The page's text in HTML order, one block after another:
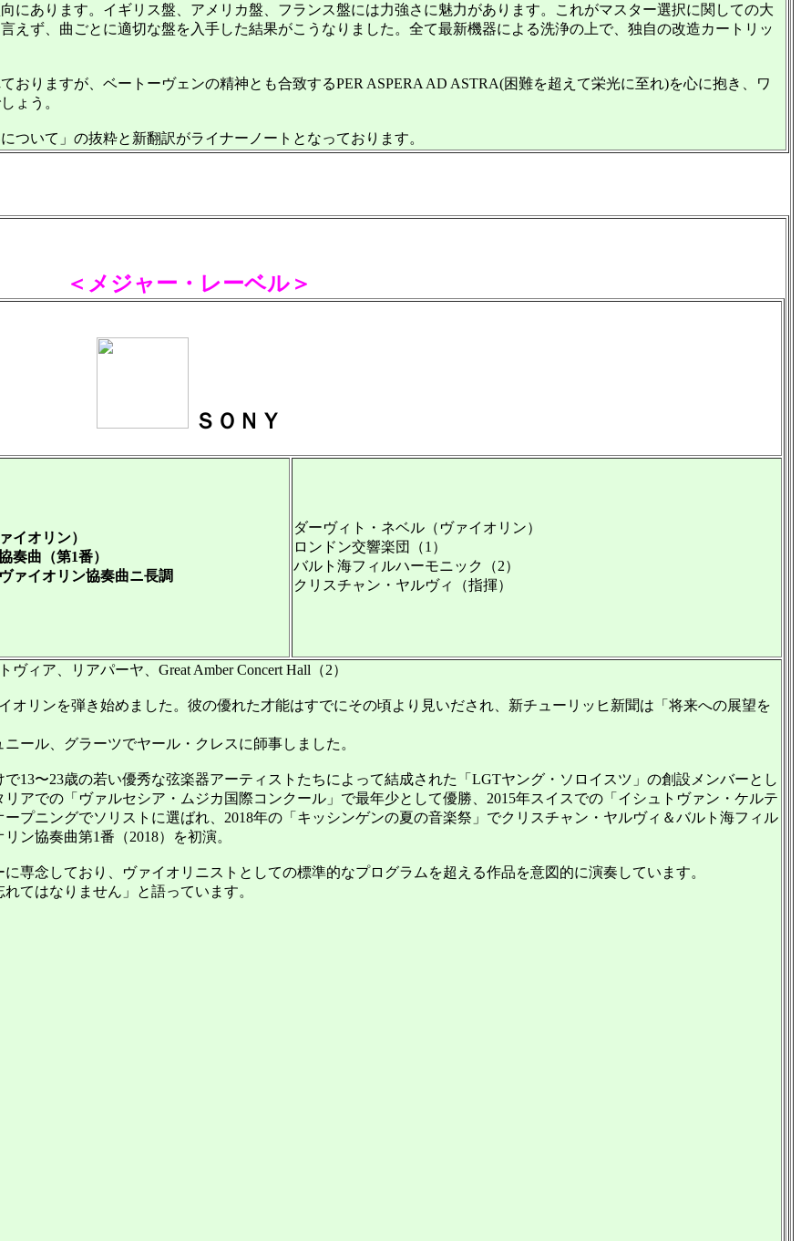
あります。イギリス盤、アメリカ盤、フランス盤には力強さに魅力があります。これがマスター選択に関しての大
えず、曲ごとに適切な盤を入手した結果がこうなりました。全て最新機器による洗浄の上で、独自の改造カートリッ
りますが、ベートーヴェンの精神とも合致するPER ASPERA AD ASTRA(困難を超えて栄光に至れ)を心に抱き、ワ
ょう。
いて」の抜粋と新翻訳がライナーノートとなっております。
＜メジャー・レーベル＞
ＳＯＮＹ
イオリン）
奏曲（第1番）
ァイオリン協奏曲ニ長調
ダーヴィト・ネベル（ヴァイオリン）
ロンドン交響楽団（1）
バルト海フィルハーモニック（2）
クリスチャン・ヤルヴィ（指揮）
ィア、リアパーヤ、Great Amber Concert Hall（2）
リンを弾き始めました。彼の優れた才能はすでにその頃より見いだされ、新チューリッヒ新聞は「将来への展望を
ール、グラーツでヤール・クレスに師事しました。
13〜23歳の若い優秀な弦楽器アーティストたちによって結成された「LGTヤング・ソロイスツ」の創設メンバーとし
アでの「ヴァルセシア・ムジカ国際コンクール」で最年少として優勝、2015年スイスでの「イシュトヴァン・ケルテ
プニングでソリストに選ばれ、2018年の「キッシンゲンの夏の音楽祭」でクリスチャン・ヤルヴィ＆バルト海フィル
ン協奏曲第1番（2018）を初演。
専念しており、ヴァイオリニストとしての標準的なプログラムを超える作品を意図的に演奏しています。
てはなりません」と語っています。